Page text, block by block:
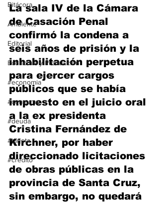
Bitácora
Ambiente
Editorial
Economía y Producción
#economia
#consumo
#deuda
#tarjeta
#credito
La sala IV de la Cámara
de Casación Penal
confirmó la condena a
seis años de prisión y la
inhabilitación perpetua
para ejercer cargos
públicos que se había
impuesto en el juicio oral
a la ex presidenta
Cristina Fernández de
Kirchner, por haber
direccionado licitaciones
de obras públicas en la
provincia de Santa Cruz,
sin embargo, no quedará